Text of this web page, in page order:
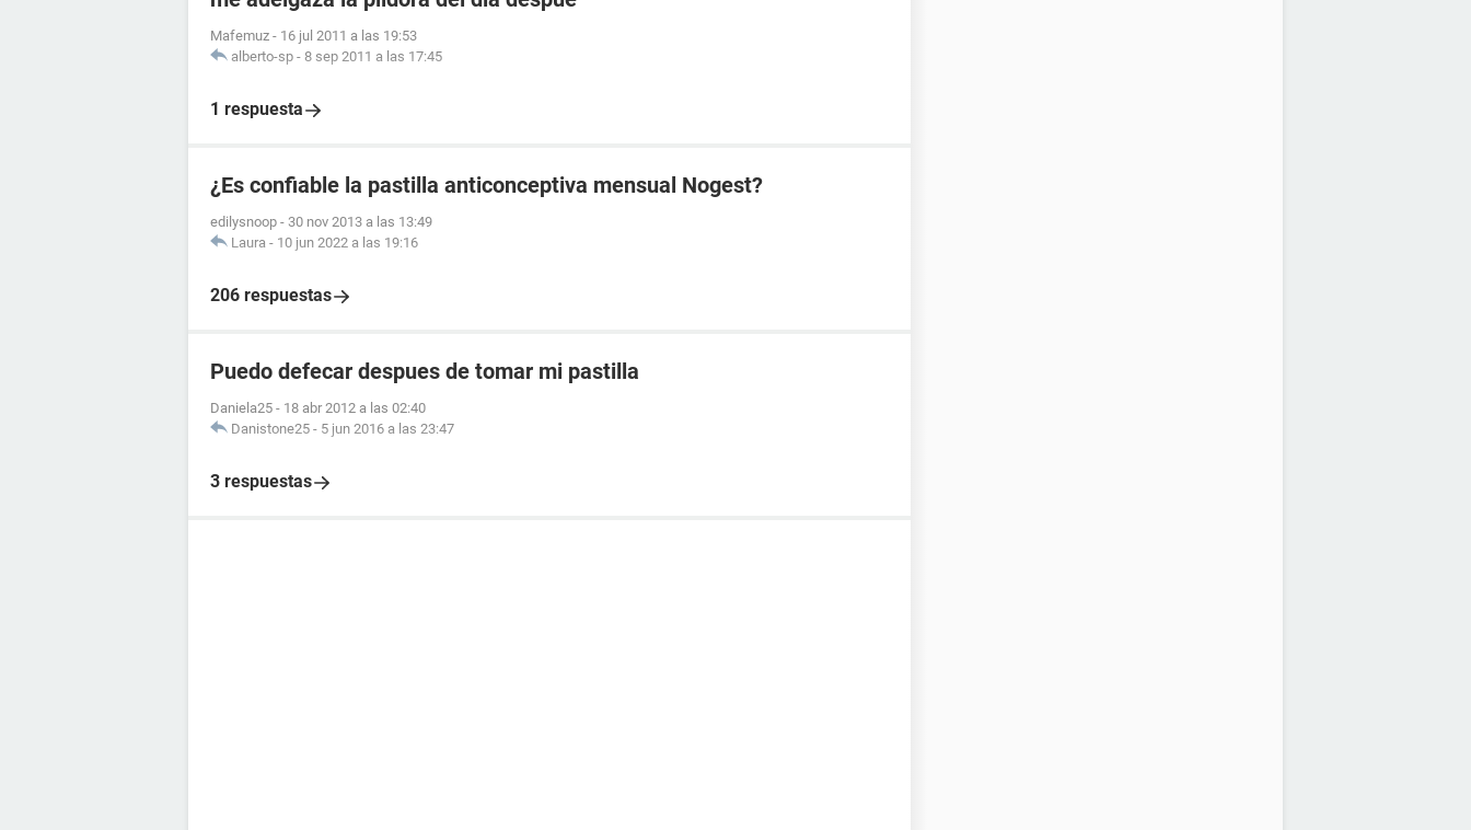
Mafemuz - 16 jul 2011 a las 19:53
alberto-sp - 8 sep 2011 a las 17:45
1 respuesta
¿Es confiable la pastilla anticonceptiva mensual Nogest?
edilysnoop - 30 nov 2013 a las 13:49
Laura - 10 jun 2022 a las 19:16
206 respuestas
Puedo defecar despues de tomar mi pastilla
Daniela25 - 18 abr 2012 a las 02:40
Danistone25 - 5 jun 2016 a las 23:47
3 respuestas